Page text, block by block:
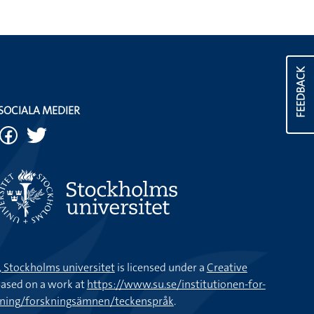
FEEDBACK
MEDIER
universitetis licensed under aCreative
on a work athttps://www.su.se/institutionen-for-
forskningsämnen/teckenspråk.